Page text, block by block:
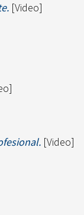
[Video]
[Video]